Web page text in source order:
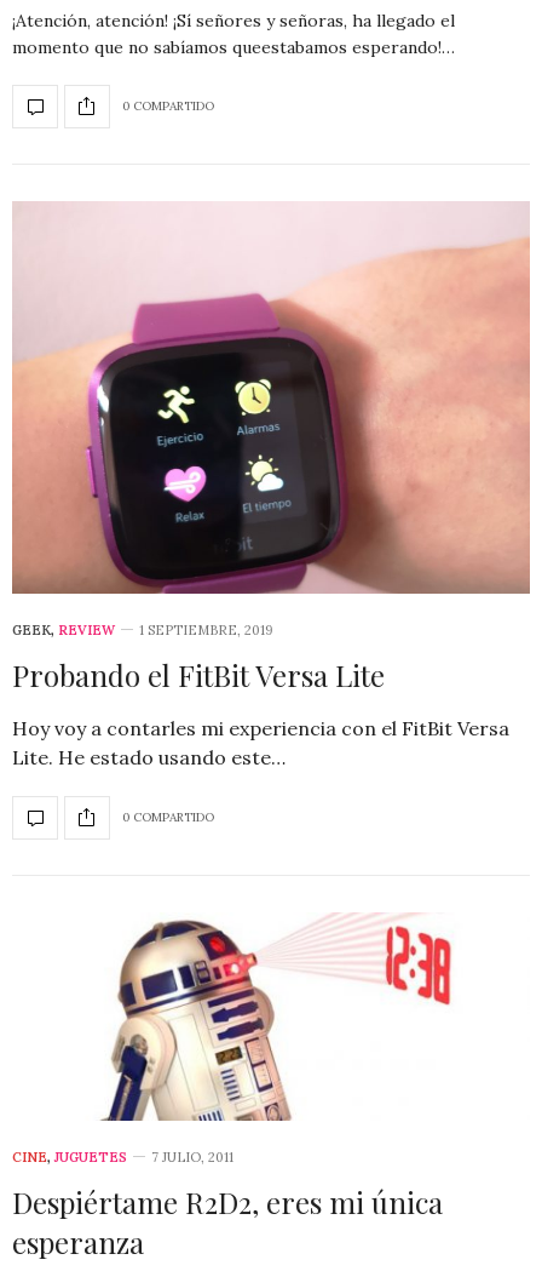
¡Atención, atención! ¡Sí señores y señoras, ha llegado el
momento que no sabíamos queestabamos esperando!…
0 COMPARTIDO
GEEK, REVIEW 1 SEPTIEMBRE, 2019
Probando el FitBit Versa Lite
Hoy voy a contarles mi experiencia con el FitBit Versa
Lite. He estado usando este…
0 COMPARTIDO
CINE, JUGUETES 7 JULIO, 2011
Despiértame R2D2, eres mi única
esperanza